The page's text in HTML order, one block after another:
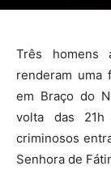
Três homens
renderam uma
em Braço do
volta das
criminosos
Senhora de